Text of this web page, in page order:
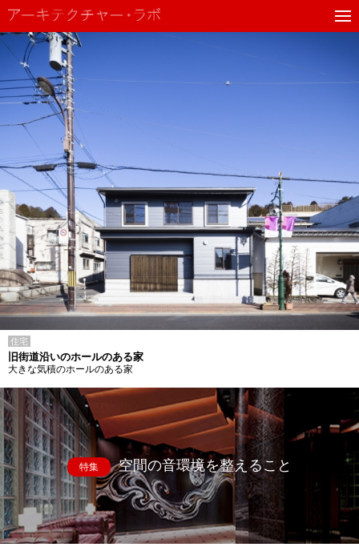
住宅
旧街道沿いのホールのある家
大きな気積のホールのある家
特集 空間の音環境を整えること